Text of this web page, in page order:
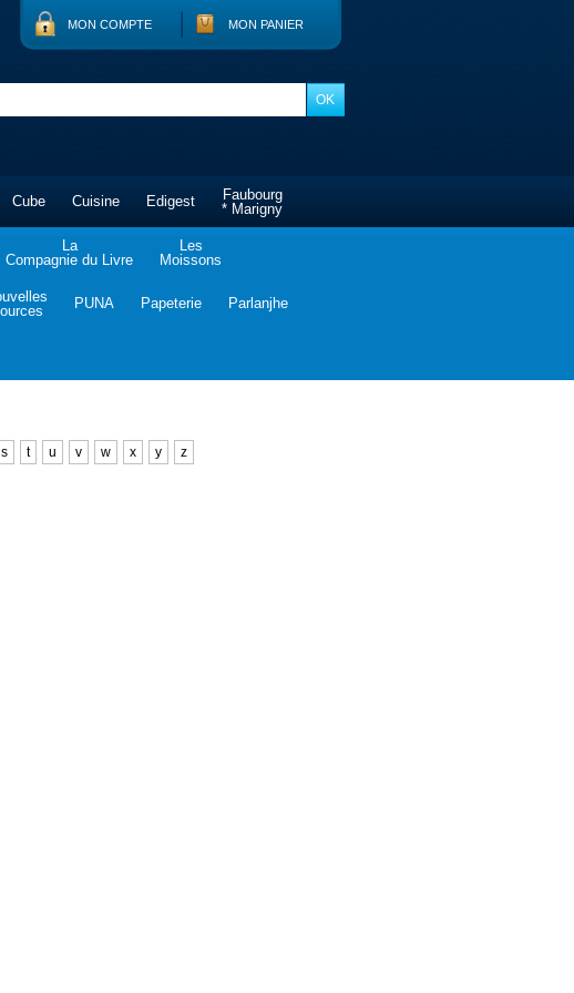
MON COMPTE MON PANIER
Cube Cuisine Edigest
Faubourg
* Marigny
La
Compagnie du Livre
Les
Moissons
PUNA Papeterie Parlanjhe
s t u v w x y z